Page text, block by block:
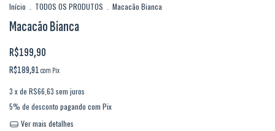
Início TODOS OS PRODUTOS Macacão Bianca
Macacão Bianca
R$199,90
R$189,91com Pix
3 x de R$66,63 sem juros
5% de desconto pagando com Pix
Ver mais detalhes